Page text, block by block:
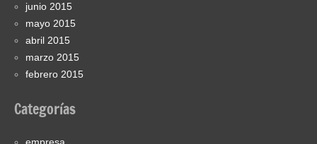
junio 2015
mayo 2015
abril 2015
marzo 2015
febrero 2015
Categorías